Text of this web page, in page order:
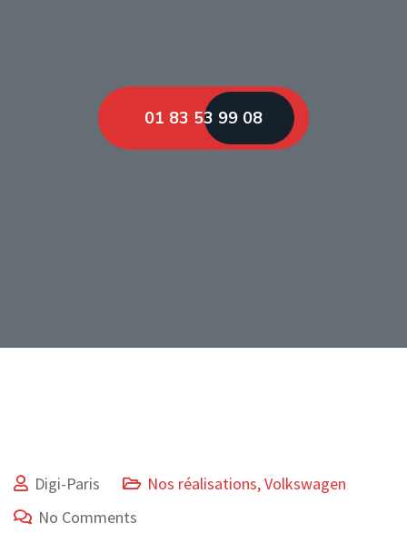
01 83 53 99 08
Digi-Paris Nos réalisations,Volkswagen
No Comments